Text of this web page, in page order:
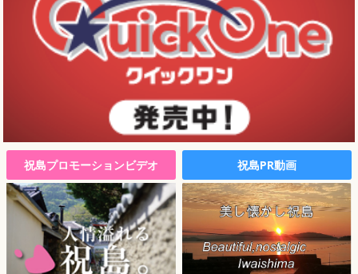
祝島プロモーションビデオ 祝島PR動画